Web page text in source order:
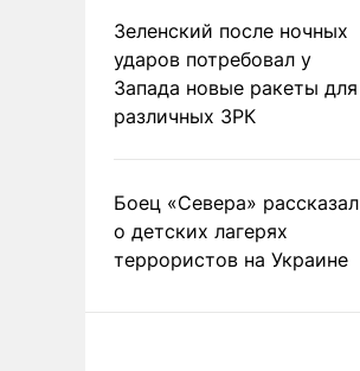
Зеленский после ночных
ударов потребовал у
Запада новые ракеты для
различных ЗРК
Боец «Севера» рассказал
о детских лагерях
террористов на Украине